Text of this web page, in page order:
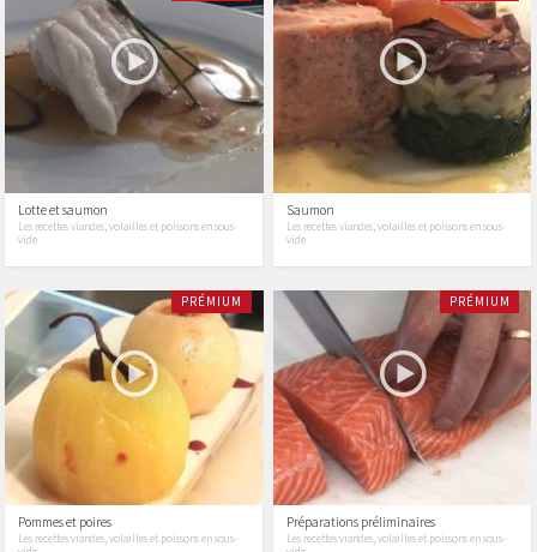
Lotte et saumon
Les recettes viandes, volailles et poissons en sous-
vide
Saumon
Les recettes viandes, volailles et poissons en sous-
vide
PRÉMIUM
Pommes et poires
Les recettes viandes, volailles et poissons en sous-
PRÉMIUM
Préparations préliminaires
Les recettes viandes, volailles et poissons en sous-